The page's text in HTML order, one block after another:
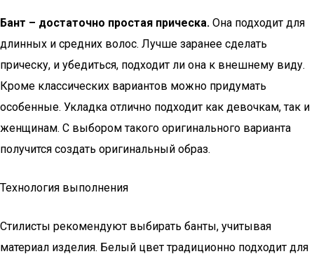
Бант – достаточно простая прическа. Она подходит для
длинных и средних волос. Лучше заранее сделать
прическу, и убедиться, подходит ли она к внешнему виду.
Кроме классических вариантов можно придумать
особенные. Укладка отлично подходит как девочкам, так и
женщинам. С выбором такого оригинального варианта
получится создать оригинальный образ.
Технология выполнения
Стилисты рекомендуют выбирать банты, учитывая
материал изделия. Белый цвет традиционно подходит для